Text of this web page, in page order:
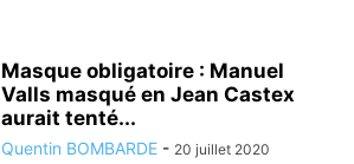
Masque obligatoire : Manuel
Valls masqué en Jean Castex
aurait tenté...
Quentin BOMBARDE - 20 juillet 2020